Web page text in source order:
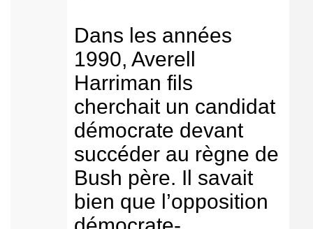
Dans les années
1990, Averell
Harriman fils
cherchait un candidat
démocrate devant
succéder au règne de
Bush père. Il savait
bien que l’opposition